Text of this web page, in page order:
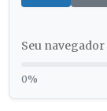
Seu
0%